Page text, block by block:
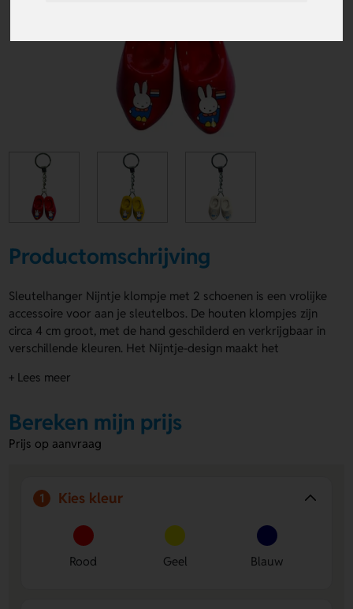
Productomschrijving
Sleutelhanger Nijntje klompje met 2 schoenen is een vrolijke
accessoire voor aan je sleutelbos. De houten klompjes zijn
circa 4 cm groot, met de hand geschilderd en verkrijgbaar in
verschillende kleuren. Het Nijntje-design maakt het
sleutelhanger Nijntje klompje met 2 schoenen ook laten
ontwerp. Bestel snel en geef je sleutels een speelse
uitstraling!
klompje met 2 schoenen
Handgeschilderd:
van een Nijntje-design.
Verschillende kleuren:
Kies de kleur die het beste bij
jou of de ontvanger past.
+ Lees meer
Bereken mijn prijs
Prijs op aanvraag
1 Kies kleur
Rood Geel Blauw